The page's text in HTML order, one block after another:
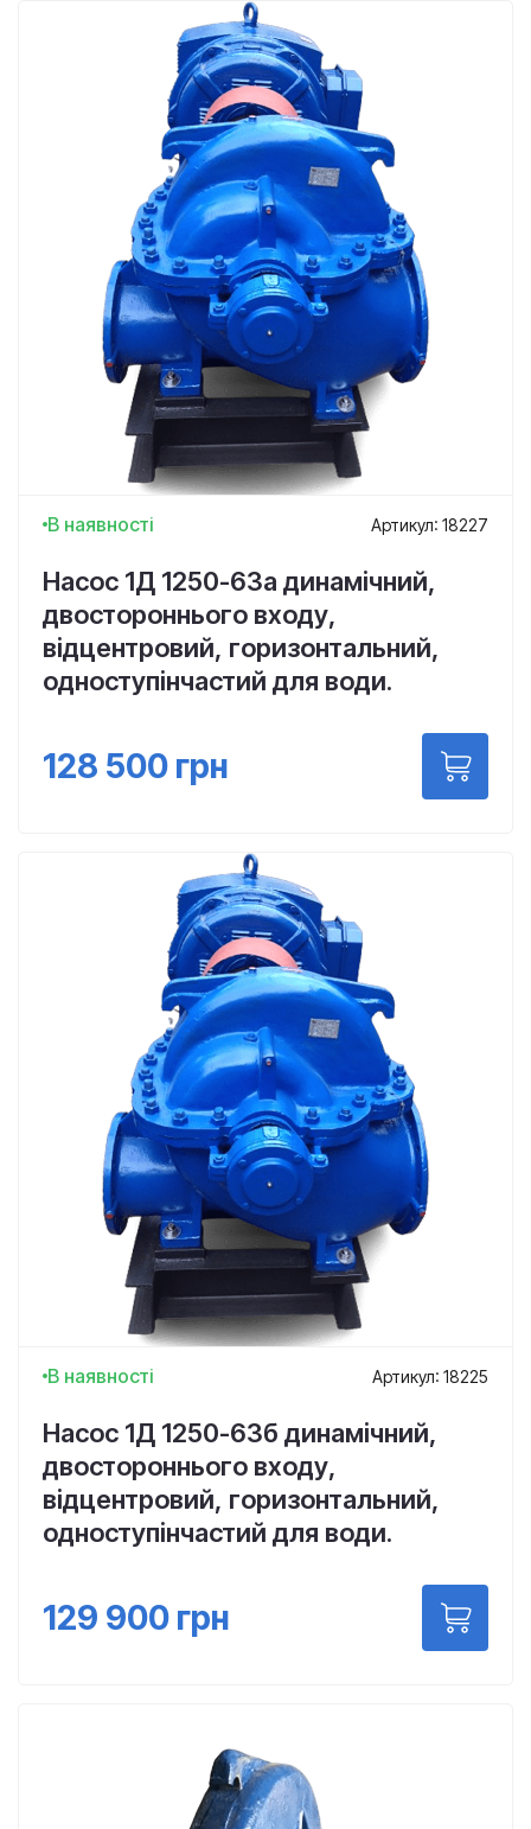
В наявності Артикул: 18227
Насос 1Д 1250-63а динамічний,
двостороннього входу,
відцентровий, горизонтальний,
одноступінчастий для води.
128 500 грн
В наявності Артикул: 18225
Насос 1Д 1250-63б динамічний,
двостороннього входу,
відцентровий, горизонтальний,
одноступінчастий для води.
129 900 грн